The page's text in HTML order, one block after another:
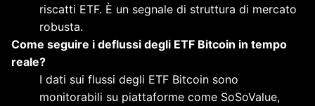
riscatti ETF. È un segnale di struttura di mercato
robusta.
Come seguire i deflussi degli ETF Bitcoin in tempo
reale?
I dati sui flussi degli ETF Bitcoin sono
monitorabili su piattaforme come SoSoValue,